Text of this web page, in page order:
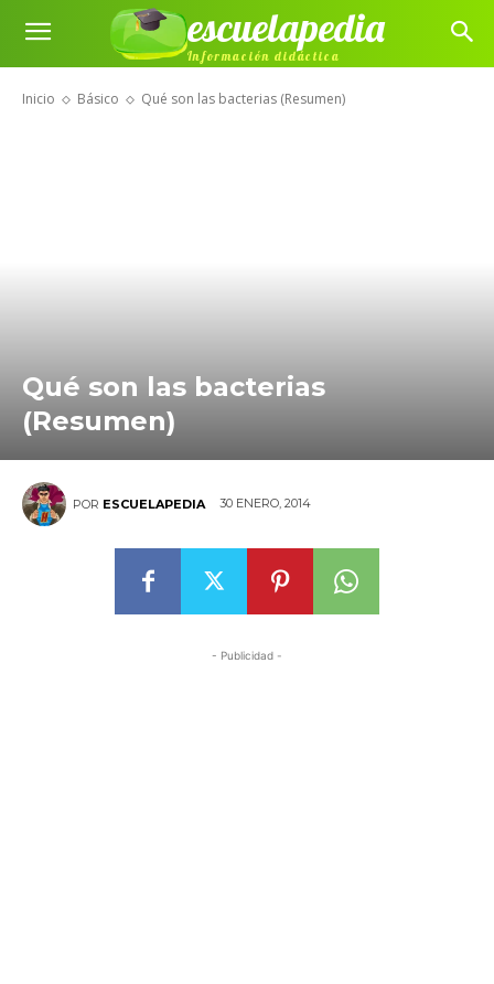
escuelapedia
Información didáctica
Inicio Básico Qué son las bacterias (Resumen)
Qué son las bacterias
(Resumen)
POR ESCUELAPEDIA 30 ENERO, 2014
- Publicidad -